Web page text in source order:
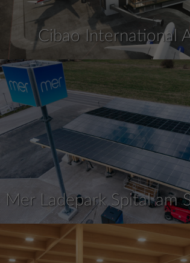
Cibao International
Mer Ladepark Spital am